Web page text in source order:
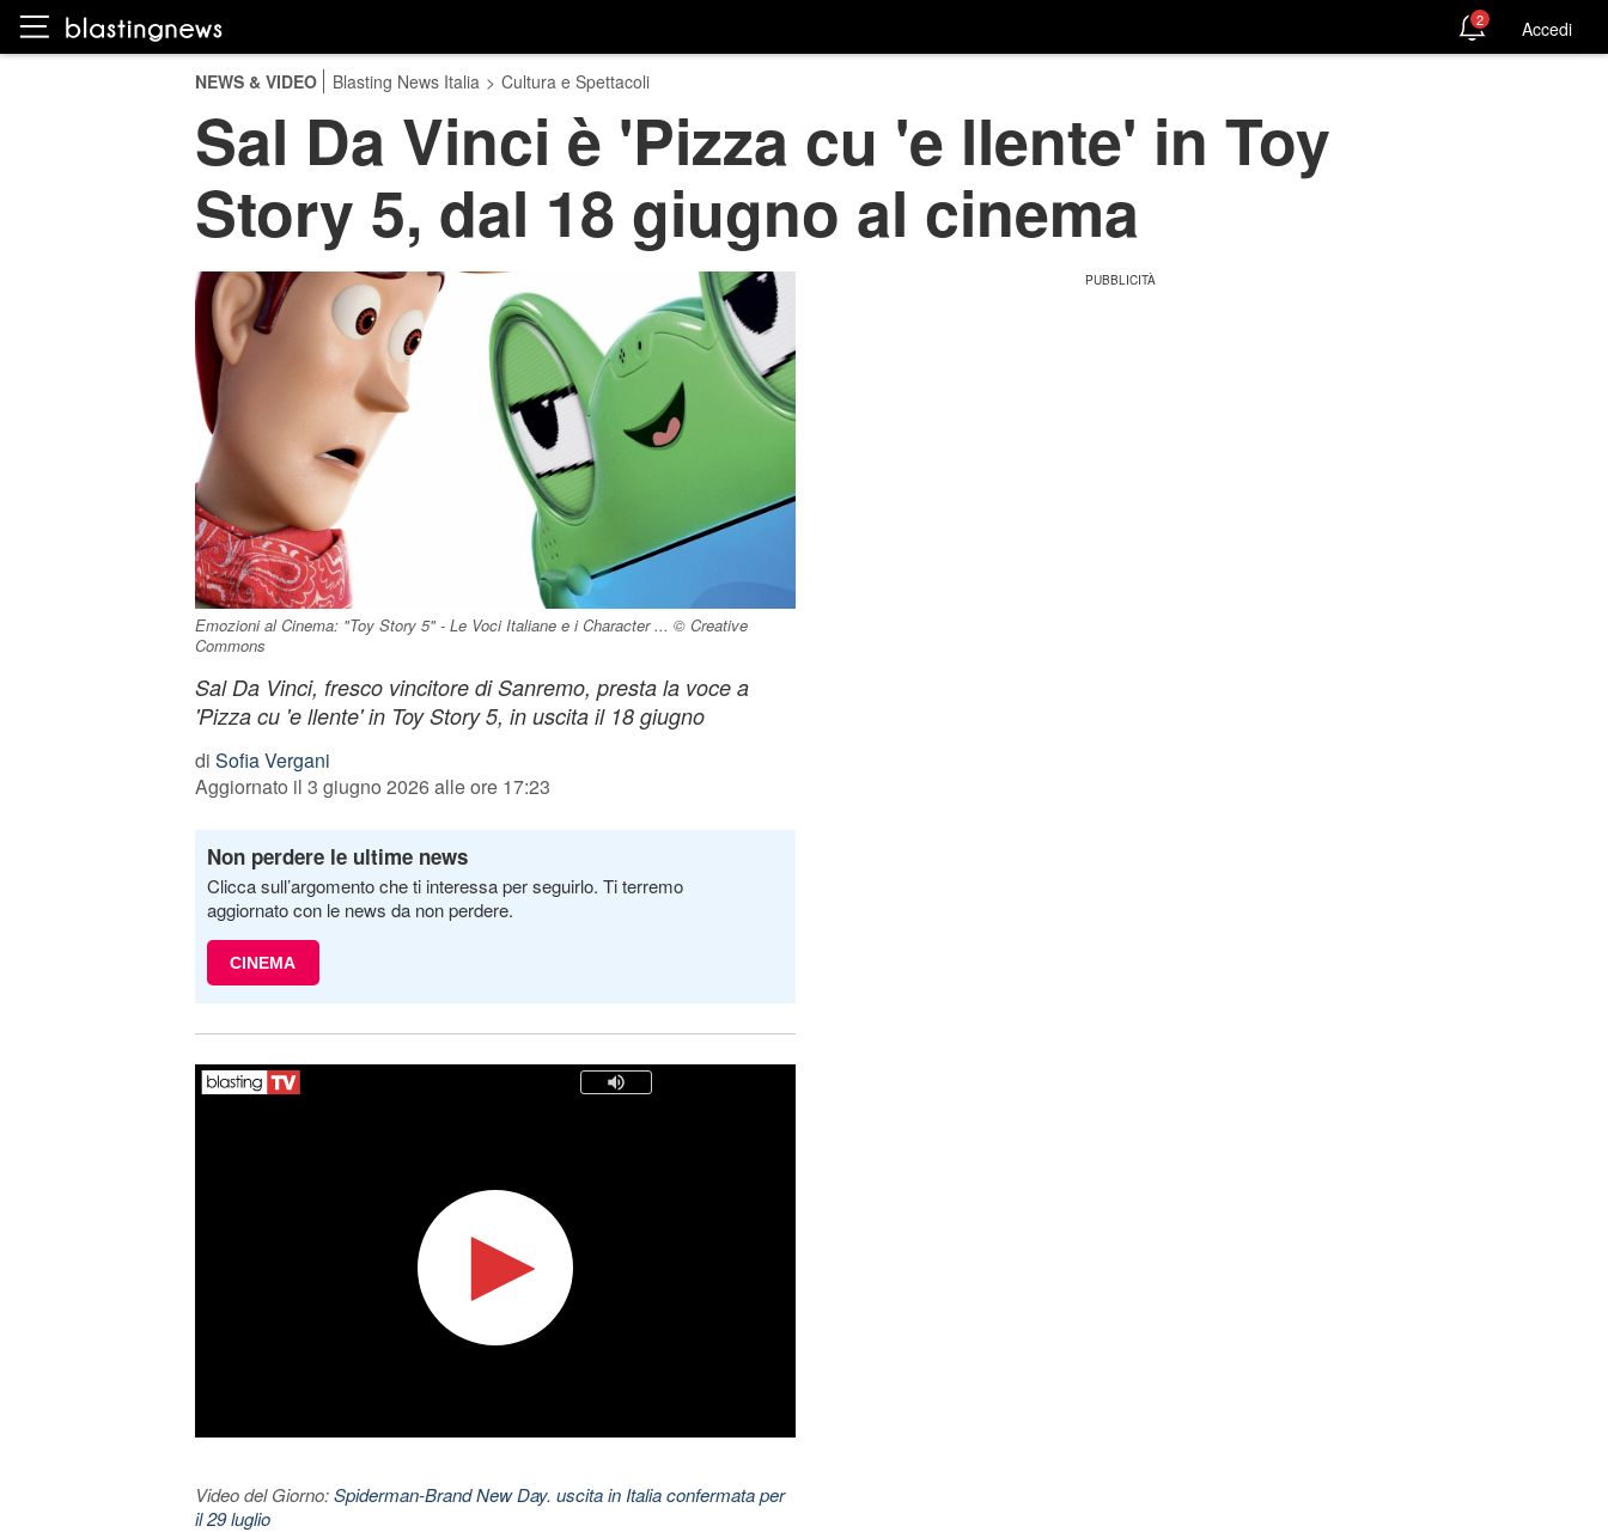
2 Accedi
NEWS & VIDEO Blasting News Italia > Cultura e Spettacoli
Sal Da Vinci è 'Pizza cu 'e llente' in Toy
Story 5, dal 18 giugno al cinema
Emozioni al Cinema: "Toy Story 5" - Le Voci Italiane e i Character ... © Creative
Commons
Sal Da Vinci, fresco vincitore di Sanremo, presta la voce a
'Pizza cu 'e llente' in Toy Story 5, in uscita il 18 giugno
di Sofia Vergani
Aggiornato il 3 giugno 2026 alle ore 17:23
Non perdere le ultime news
Clicca sull’argomento che ti interessa per seguirlo. Ti terremo
aggiornato con le news da non perdere.
CINEMA
Video del Giorno:Spiderman-Brand New Day. uscita in Italia confermata per
il 29 luglio